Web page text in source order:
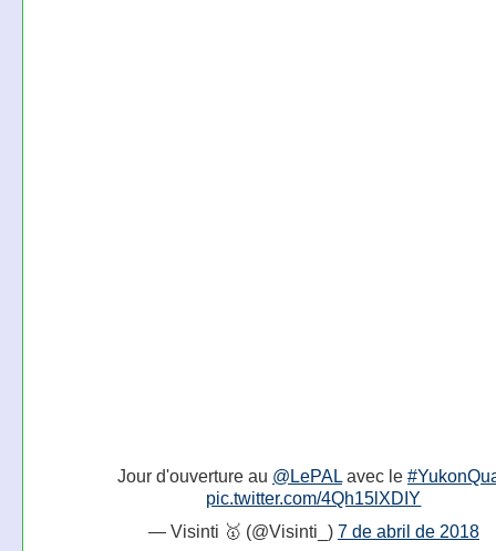
Jour d'ouverture au @LePALavec le
pic.twitter.com/4Qh15lXDIY
— Visinti 🥇 (@Visinti_) 7 de abril de 2018